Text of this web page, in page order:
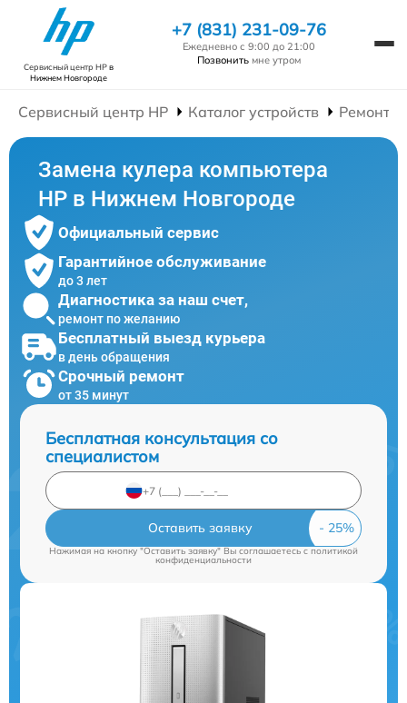
Сервисный центр HPв
Нижнем Новгороде
+7 (831) 231-09-76
Ежедневно с 9:00 до 21:00
Позвонить мне утром
Сервисный центр HP Каталог устройств Ремонт
Замена кулера компьютера
HP в Нижнем Новгороде
Официальный сервис
Гарантийное обслуживание
до 3 лет
Диагностика за наш счет,
ремонт по желанию
Бесплатный выезд курьера
в день обращения
Срочный ремонт
от 35 минут
Бесплатная консультация со
специалистом
Оставить заявку
Нажимая на кнопку "Оставить заявку" Вы соглашаетесь cполитикой
конфиденциальности